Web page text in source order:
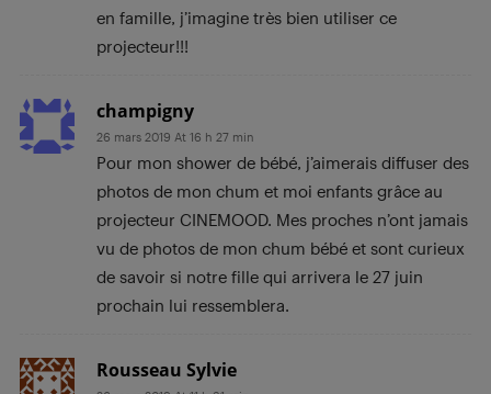
en famille, j’imagine très bien utiliser ce
projecteur!!!
champigny
26 mars 2019 At 16 h 27 min
Pour mon shower de bébé, j’aimerais diffuser des
photos de mon chum et moi enfants grâce au
projecteur CINEMOOD. Mes proches n’ont jamais
vu de photos de mon chum bébé et sont curieux
de savoir si notre fille qui arrivera le 27 juin
prochain lui ressemblera.
Rousseau Sylvie